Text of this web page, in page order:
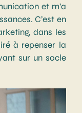
et m’a
C’est en
dans les
à repenser la
sur un socle